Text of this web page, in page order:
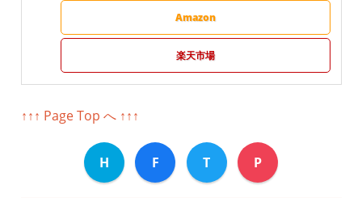
Amazon
楽天市場
↑↑↑ Page Top へ ↑↑↑
H F T P